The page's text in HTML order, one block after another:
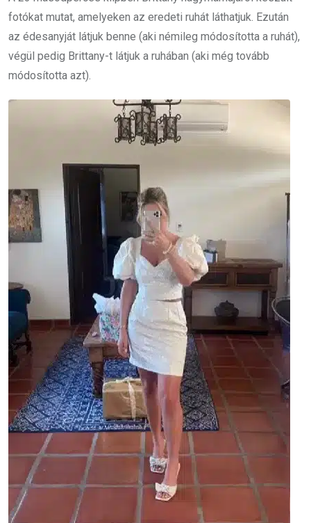
fotókat mutat, amelyeken az eredeti ruhát láthatjuk. Ezután
az édesanyját látjuk benne (aki némileg módosította a ruhát),
végül pedig Brittany-t látjuk a ruhában (aki még tovább
módosította azt).